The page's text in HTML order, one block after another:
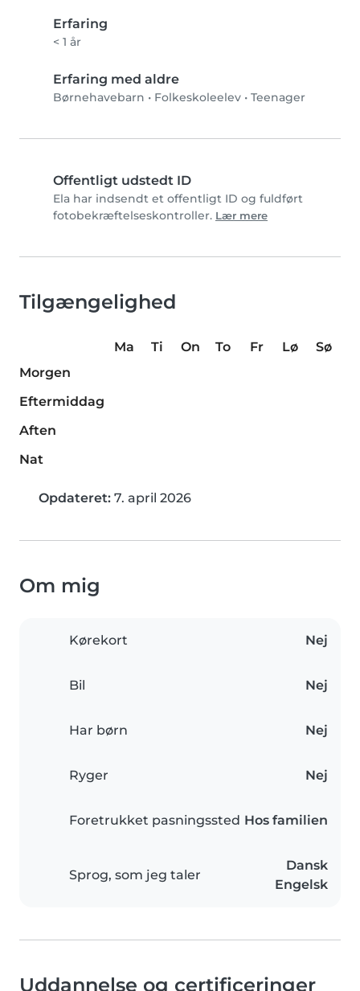
Erfaring
< 1 år
Erfaring med aldre
Børnehavebarn • Folkeskoleelev • Teenager
Offentligt udstedt ID
Ela har indsendt et offentligt ID og fuldført
fotobekræftelseskontroller. Lær mere
Tilgængelighed
Ma Ti On To Fr Lø
Sø
Morgen
Eftermiddag
Aften
Nat
Opdateret: 7. april 2026
Om mig
Kørekort Nej
Bil Nej
Har børn Nej
Ryger Nej
Foretrukket pasningssted Hos familien
Sprog, som jeg taler
Dansk
Engelsk
Uddannelse og certificeringer